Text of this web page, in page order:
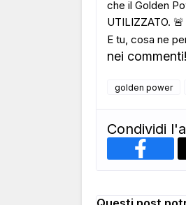
che il Golden
UTILIZZATO. 🚨
E tu, cosa ne
nei
golden power
Condividi